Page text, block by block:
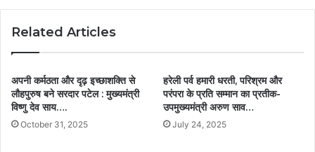
Related Articles
अपनी कर्मठता और दृढ़ इच्छाशक्ति से
लौहपुरुष बने सरदार पटेल : मुख्यमंत्री
विष्णु देव साय….
October 31, 2025
हरेली पर्व हमारी धरती, परिश्रम और
परंपरा के प्रति सम्मान का प्रतीक-
उपमुख्यमंत्री अरुण साव…
July 24, 2025